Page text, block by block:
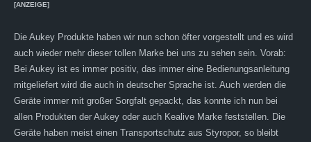
[ANZEIGE]
Die Aukey Produkte haben wir nun schon öfter vorgestellt und es wird
auch wieder mehr dieser tollen Marke bei uns zu sehen sein. Vorab:
Bei Aukey ist es immer positiv, das immer eine Bedienungsanleitung
mitgeliefert wird die auch in deutscher Sprache ist. Auch werden die
Geräte immer mit großer Sorgfalt gepackt, das konnte ich nun bei
allen Produkten der Aukey oder auch Kealive Marke feststellen. Die
Geräte haben meist einen Transportschutz aus Styropor, so bleibt